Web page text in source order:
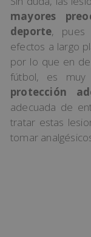
mayores
deporte, pues
efectos a largo
por lo que en
fútbol, es muy
protección
adecuada de
tratar estas
tomar